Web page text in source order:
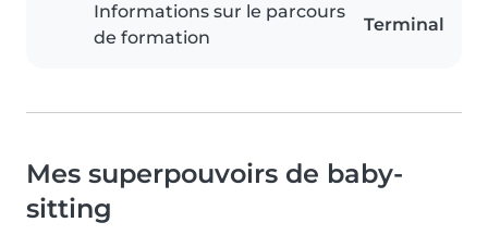
Informations sur le parcours
de formation
Terminal
Mes superpouvoirs de baby-
sitting